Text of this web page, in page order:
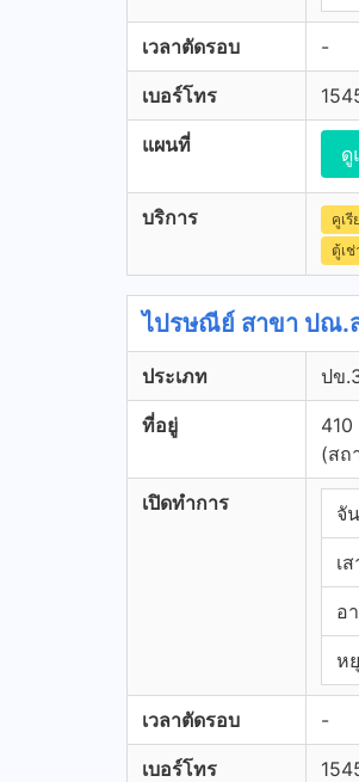
เวลาตัดรอบ -
เบอร์โทร
แผนที่ ดู
บริการ คูเรี
ตู้เช่
ไปรษณีย์ สาขา ปณ.
ประเภท ปข
ที่อยู่
(สถ
เปิดทำการ จั
เ
อ
ห
เวลาตัดรอบ -
เบอร์โทร